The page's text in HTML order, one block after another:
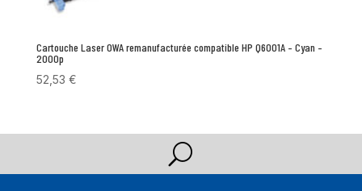
Cartouche Laser OWA remanufacturée compatible HP Q6001A – Cyan –
2000p
52,53 €
U